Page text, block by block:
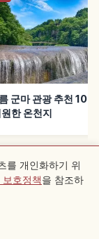
군마 관광 추천 10곳
원한 온천지
근처 스팟
를 개인화하기 위
호정책을 참조하